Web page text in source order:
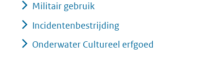
Militair gebruik
Incidentenbestrijding
Onderwater Cultureel erfgoed